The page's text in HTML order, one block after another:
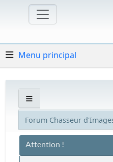
Menu principal
Forum Chasseur
Attention !